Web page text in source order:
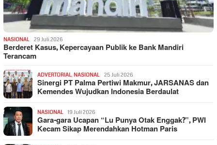
NASIONAL 29 Juli 2026
Berderet Kasus, Kepercayaan Publik ke Bank Mandiri
Terancam
ADVERTORIAL, NASIONAL 25 Juli 2026
Sinergi PT Palma Pertiwi Makmur, JARSANAS dan
Kemendes Wujudkan Indonesia Berdaulat
NASIONAL 19 Juli 2026
Gara-gara Ucapan “Lu Punya Otak Enggak?”, PWI
Kecam Sikap Merendahkan Hotman Paris